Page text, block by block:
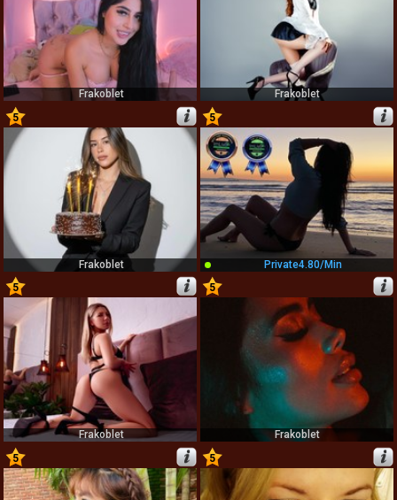
Frakoblet
Frakoblet
5
47
Frakoblet
5
48
Private4.80/min
5
Frakoblet
5
Frakoblet
5
51
5
52